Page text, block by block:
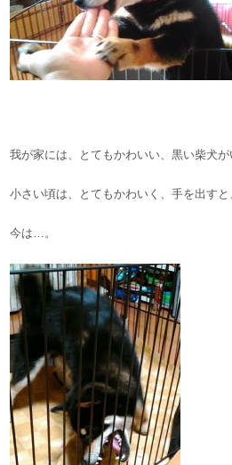
我が家には、とてもかわいい、黒い柴犬が
小さい頃は、とてもかわいく、手を出す
今は…。